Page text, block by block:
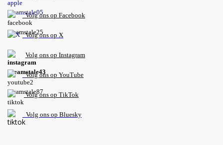
Volg ons op Facebook
Volg ons op X
Volg ons op Instagram
Volgons op YouTube
Volg ons op TikTok
Volg ons op Bluesky